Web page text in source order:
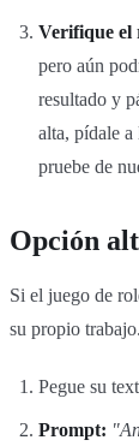
Verifique el
pero aún
resultado y
alta, pídale
pruebe de
Opción
Si el juego de
su propio trabajo.
Pegue su
Prompt: